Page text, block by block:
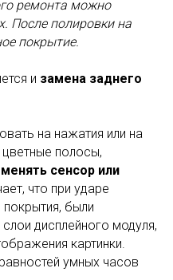
ремонта можно
После полировки на
покрытие.
и замена заднего
на нажатия или на
цветные полосы,
сенсор или
что при ударе
были
дисплейного модуля,
картинки.
умных часов